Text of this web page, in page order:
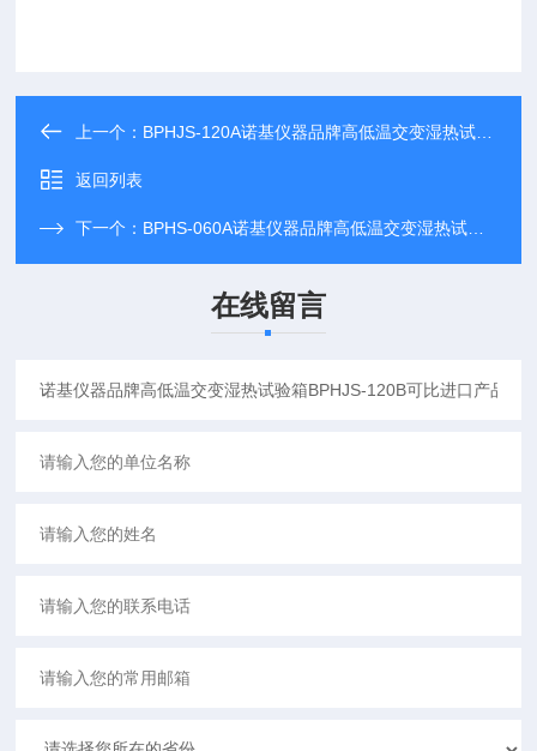
上一个： BPHJS-120A诺基仪器品牌高低温交变湿热试验箱BPHJS-120A可比进口产品
返回列表
下一个： BPHS-060A诺基仪器品牌高低温交变湿热试验箱BPHS-060A可比进口产品
在线留言